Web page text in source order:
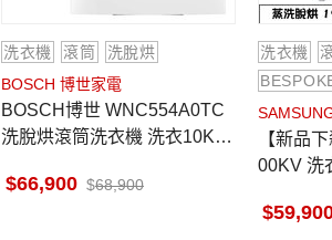
洗衣機 滾筒
洗脫烘
BOSCH 博世家電
BOSCH博世 WNC554A0TC
洗脫烘滾筒洗衣機 洗衣10Kg
66,900 68,900
洗衣機
【新品
00KV 洗